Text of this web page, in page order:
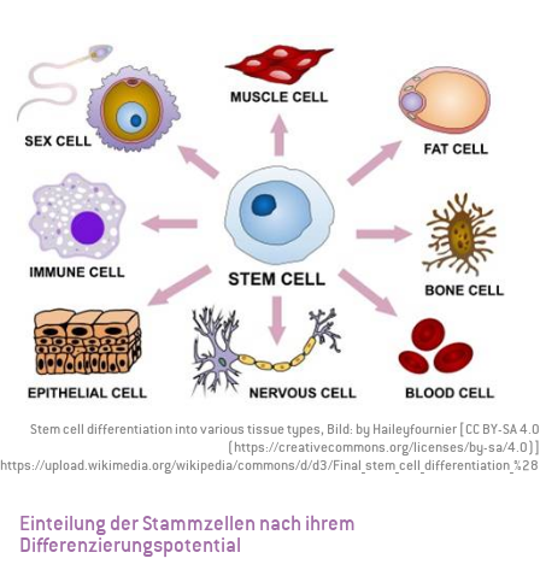
Stem cell differentiation into various tissue types, Bild: by Haileyfournier [CC BY-SA 4.0
(https://creativecommons.org/licenses/by-sa/4.0)]
https://upload.wikimedia.org/wikipedia/commons/d/d3/
Einteilung der Stammzellen nach ihrem
Differenzierungspotential